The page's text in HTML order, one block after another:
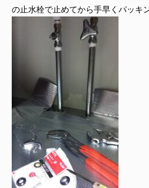
の止水栓で止めてから手早くパッキ